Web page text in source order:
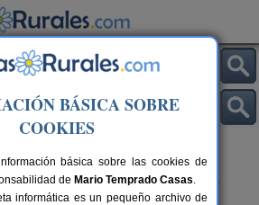
en Valdealgorfa
BÁSICA SOBRE
COOKIES
básica sobre las cookies de
de Mario Temprado Casas.
informática es un pequeño archivo de